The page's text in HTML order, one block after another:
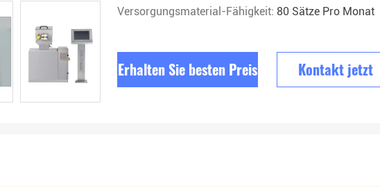
Versorgungsmaterial-Fähigkeit: 80 Sätze Pro Monat
Erhalten Sie besten Preis Kontakt jetzt